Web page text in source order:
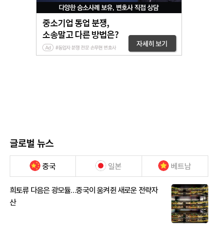
글로벌 뉴스
중국 일본 베트남
희토류 다음은 광모듈…중국이 움켜쥔 새로운 전략자
산